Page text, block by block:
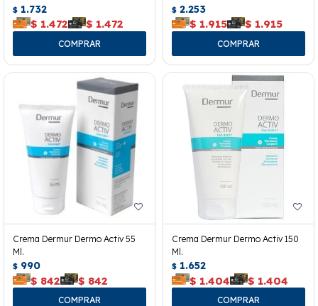
$ 1.732
$ 1.472 $ 1.472
$ 2.253
$ 1.915 $ 1.915
Crema Dermur Dermo Activ 55
Ml.
$ 990
$ 842 $ 842
Crema Dermur Dermo Activ 150
Ml.
$ 1.652
$ 1.404 $ 1.404